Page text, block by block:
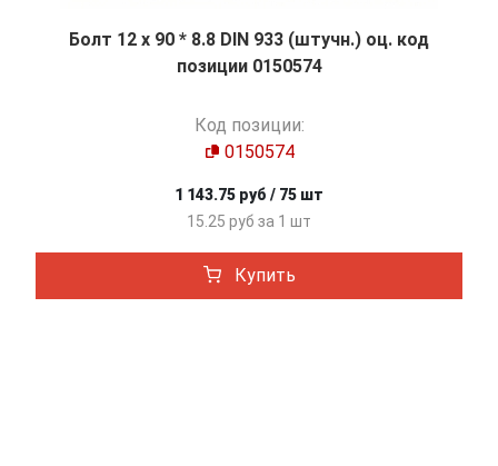
Болт 12 х 90 * 8.8 DIN 933 (штучн.) оц. код
позиции 0150574
Код позиции:
0150574
1 143.75 руб / 75 шт
15.25 руб за 1 шт
Купить